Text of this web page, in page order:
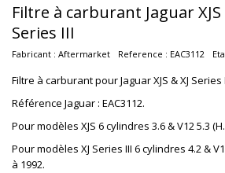
Filtre à carburant Jaguar XJS
Series III
Fabricant : Aftermarket Reference : EAC3112
Filtre à carburant pour Jaguar XJS & XJ Series
Référence Jaguar : EAC3112.
Pour modèles XJS 6 cylindres 3.6 & V12 5.3
Pour modèles XJ Series III 6 cylindres 4.2 &
à 1992.